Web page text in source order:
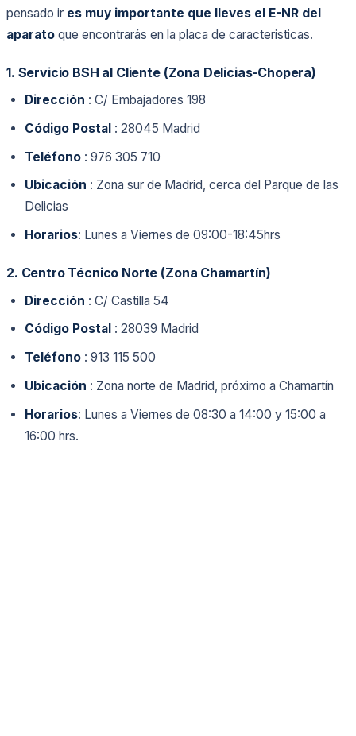
pensado ir es muy importante que lleves el E-NR del
aparato que encontrarás en la placa de caracteristicas.
1. Servicio BSH al Cliente (Zona Delicias-Chopera)
Dirección : C/ Embajadores 198
Código Postal : 28045 Madrid
Teléfono : 976 305 710
Ubicación : Zona sur de Madrid, cerca del Parque de las
Delicias
Horarios: Lunes a Viernes de 09:00-18:45hrs
2. Centro Técnico Norte (Zona Chamartín)
Dirección : C/ Castilla 54
Código Postal : 28039 Madrid
Teléfono : 913 115 500
Ubicación : Zona norte de Madrid, próximo a Chamartín
Horarios: Lunes a Viernes de 08:30 a 14:00 y 15:00 a
16:00 hrs.